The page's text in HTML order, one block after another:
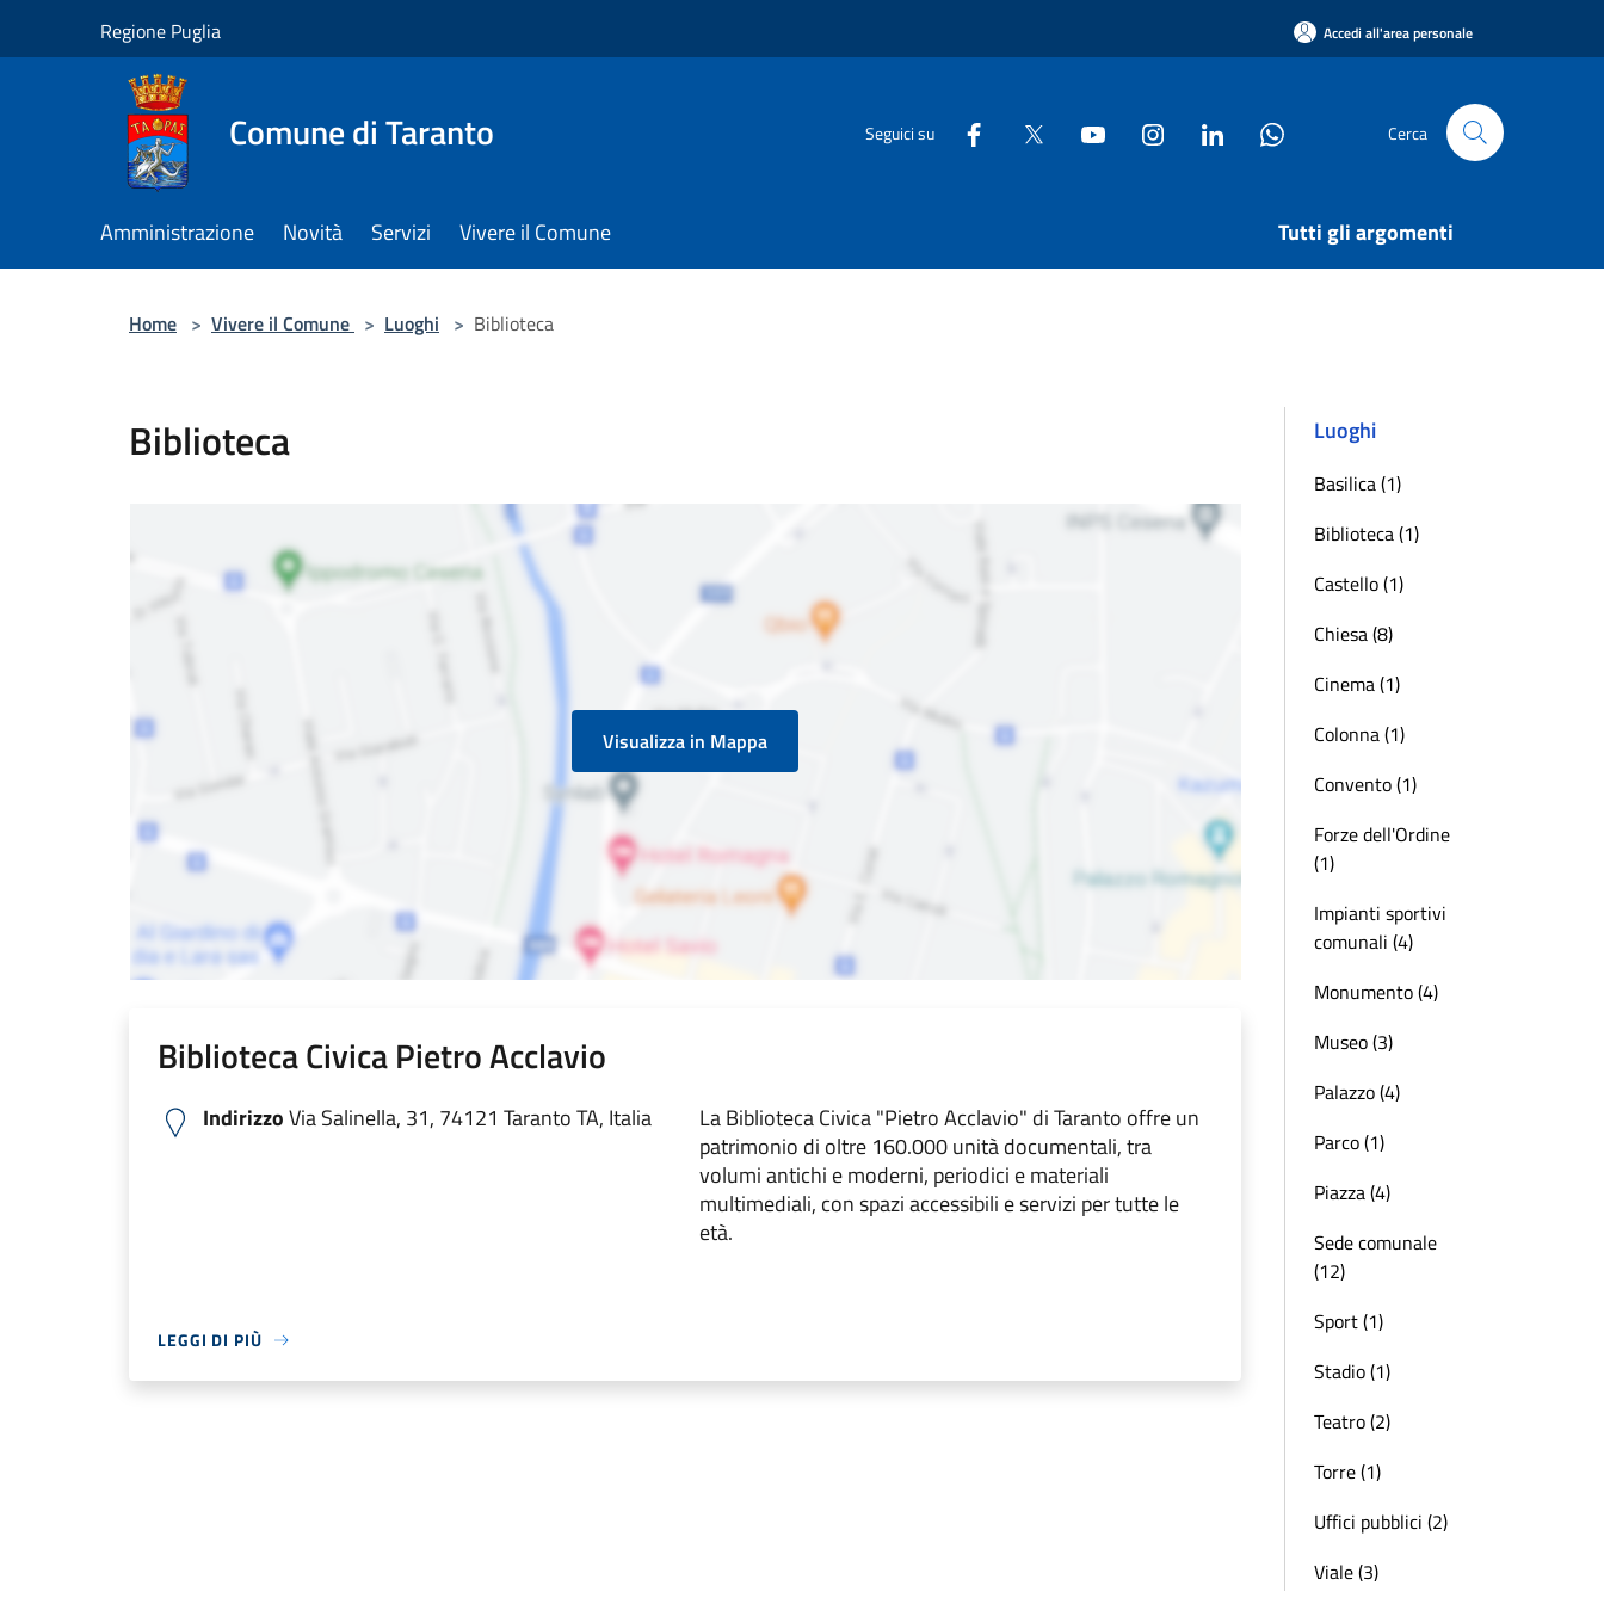
Regione Puglia Accedi all'area personale
Comune di Taranto Seguici su Cerca
Amministrazione Novità Servizi Vivere il Comune Tutti gli argomenti
Home > Vivere il Comune > Luoghi > Biblioteca
Biblioteca
Visualizza in Mappa
Biblioteca Civica Pietro Acclavio
IndirizzoVia Salinella, 31, 74121 Taranto TA, Italia
La Biblioteca Civica "Pietro Acclavio" di Taranto offre un
patrimonio di oltre 160.000 unità documentali, tra
volumi antichi e moderni, periodici e materiali
multimediali, con spazi accessibili e servizi per tutte le
età.
LEGGI DI PIÙ
Luoghi
Basilica (1)
Biblioteca (1)
Castello (1)
Chiesa (8)
Cinema (1)
Colonna (1)
Convento (1)
Forze dell'Ordine
(1)
Impianti sportivi
comunali (4)
Monumento (4)
Museo (3)
Palazzo (4)
Parco (1)
Piazza (4)
Sede comunale
(12)
Sport (1)
Stadio (1)
Teatro (2)
Torre (1)
Uffici pubblici (2)
Viale (3)